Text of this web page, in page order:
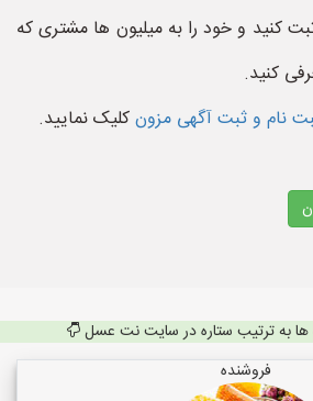
کنید و خود را به میلیون ها مشتری که
کنید.
نام و ثبت آگهی مزونکلیک نمایید.
به ترتیب ستاره در سایت نت عسل
فروشنده